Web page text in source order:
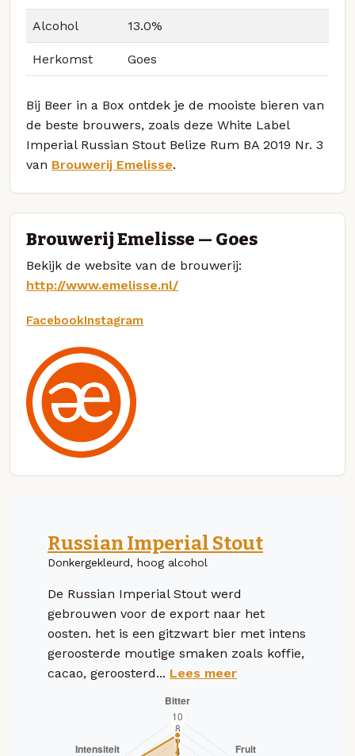
Alcohol 13.0%
Herkomst Goes
Bij Beer in a Box ontdek je de mooiste bieren van
de beste brouwers, zoals deze White Label
Imperial Russian Stout Belize Rum BA 2019 Nr. 3
van Brouwerij Emelisse.
Brouwerij Emelisse — Goes
Bekijk de website van de brouwerij:
http://www.emelisse.nl/
FacebookInstagram
Russian Imperial Stout
Donkergekleurd, hoog alcohol
De Russian Imperial Stout werd
gebrouwen voor de export naar het
oosten. het is een gitzwart bier met intens
geroosterde moutige smaken zoals koffie,
cacao, geroosterd... Lees meer